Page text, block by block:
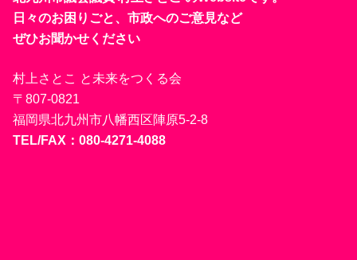
日々のお困りごと、市政へのご意見など
ぜひお聞かせください
村上さとこ と未来をつくる会
〒807-0821
福岡県北九州市八幡西区陣原5-2-8
TEL/FAX：080-4271-4088